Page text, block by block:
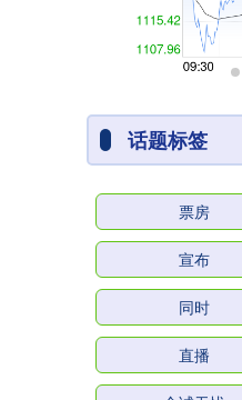
话题标签
票房
宣布
同时
直播